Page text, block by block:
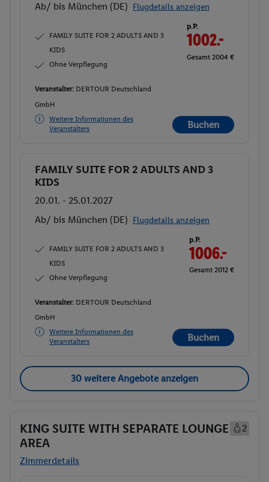
Ab/ bis München (DE) Flugdetails anzeigen
FAMILY SUITE FOR 2 ADULTS AND 3
KIDS
Ohne Verpflegung
p.P.
1002.-
Gesamt 2004 €
Veranstalter: DERTOUR Deutschland
GmbH
Weitere Informationen des
Veranstalters
Buchen
Buchen
FAMILY SUITE FOR 2 ADULTS AND 3
KIDS
20.01. - 25.01.2027
Ab/ bis München (DE) Flugdetails anzeigen
FAMILY SUITE FOR 2 ADULTS AND 3
KIDS
Ohne Verpflegung
p.P.
1006.-
Gesamt 2012 €
Veranstalter: DERTOUR Deutschland
GmbH
Weitere Informationen des
Veranstalters
Buchen
30 weitere Angebote anzeigen
KING SUITE WITH SEPARATE LOUNGE
AREA
2
Zimmerdetails